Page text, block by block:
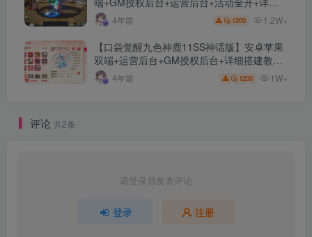
教程 4年前 1200 1.2W+
【口袋觉醒九色神鹿11SS神话版】安卓苹果
双端+运营后台+GM授权后台+详细搭建教
程。 4年前 1200 1W+
评论 共2条
请登录后发表评论
登录 注册